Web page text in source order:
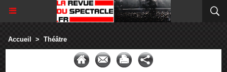
Accueil > Théâtre